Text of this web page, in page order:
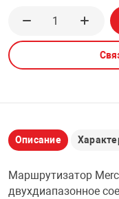
ДОМА
ТЕХНИКА
Описание
Маршрутизатор
двухдиапазонное